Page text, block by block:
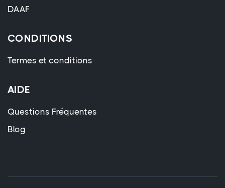
DAAF
CONDITIONS
Termes et conditions
AIDE
Questions Fréquentes
Blog